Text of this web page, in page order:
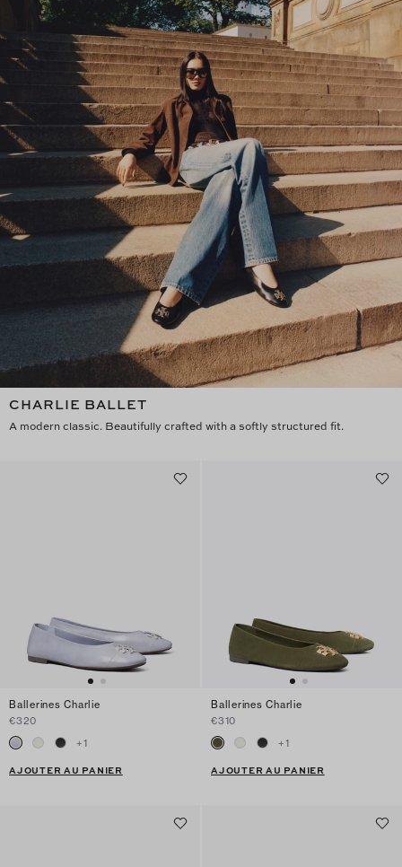
CHARLIE BALLET
A modern classic. Beautifully crafted with a softly structured fit.
Ballerines Charlie
€320
+1
AJOUTER AU PANIER
Ballerines Charlie
€310
+1
AJOUTER AU PANIER